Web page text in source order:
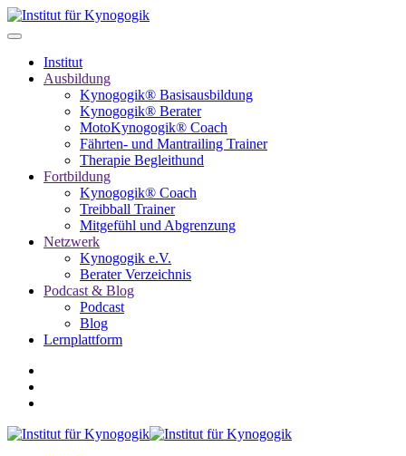
Institut
Ausbildung
Kynogogik® Basisausbildung
Kynogogik® Berater
MotoKynogogik® Coach
Fährten- und Mantrailing Trainer
Therapie Begleithund
Fortbildung
Kynogogik® Coach
Treibball Trainer
Mitgefühl und Abgrenzung
Netzwerk
Kynogogik e.V.
Berater Verzeichnis
Podcast & Blog
Podcast
Blog
Lernplattform